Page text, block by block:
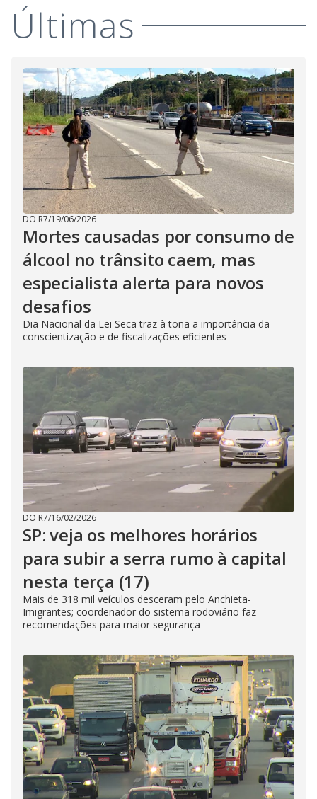
Últimas
DO R7/19/06/2026
Mortes causadas por consumo de
álcool no trânsito caem, mas
especialista alerta para novos
desafios
Dia Nacional da Lei Seca traz à tona a importância da
conscientização e de fiscalizações eficientes
DO R7/16/02/2026
SP: veja os melhores horários
para subir a serra rumo à capital
nesta terça (17)
Mais de 318 mil veículos desceram pelo Anchieta-
Imigrantes; coordenador do sistema rodoviário faz
recomendações para maior segurança